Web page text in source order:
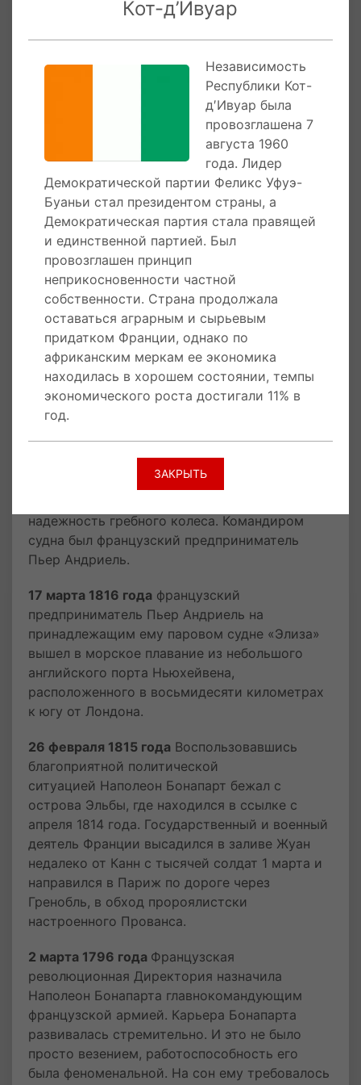
отпраздновали получение патента на аппарат
31 марта 1889 годаконструктор Густав
Эйфель водрузил на вершине легендарной
башни французский флаг. В наши дни
конструкция Эйфелевой башни - самая
достопримечательность Парижа. Она
известна во всем мире как символ Франции.
Сам же конструктор называл ее просто - 300-
метровой башней.
9 марта 1831 года
Французский Иностранный
легион создан на основе нескольких
иностранных полков-предшественников.
Военное формирование поначалу занималось
вербовкой иностранных наемников.
Иностранный легион создан в первый год
правления французского короля-гражданина
Луи-Филиппа, Палата депутатов приняла закон
о создании нового военного формирования.
18 марта 1816 годапароход «Элиза» на
паровой тяге с гребным колесом, первым в
мире пересек Ла-Манш пришвартовавшись в
надежность гребного колеса. Командиром
судна был французский предприниматель
Пьер Андриель.
17 марта 1816 года французский
предприниматель Пьер Андриель на
принадлежащим ему паровом судне «Элиза»
вышел в морское плавание из небольшого
английского порта Ньюхейвена,
расположенного в восьмидесяти километрах
к югу от Лондона.
26 февраля 1815 года Воспользовавшись
благоприятной политической
ситуацией Наполеон Бонапарт бежал с
острова Эльбы, где находился в ссылке с
апреля 1814 года. Государственный и военный
деятель Франции высадился в заливе Жуан
недалеко от Канн с тысячей солдат 1 марта и
направился в Париж по дороге через
Гренобль, в обход пророялистски
настроенного Прованса.
2 марта 1796 года Французская
революционная Директория назначила
Наполеон Бонапарта главнокомандующим
французской армией. Карьера Бонапарта
развивалась стремительно. И это не было
просто везением, работоспособность его
была феноменальной. На сон ему требовалось
Кот-д’Ивуар
Независимость
Республики Кот-
д′Ивуар была
провозглашена 7
августа 1960
года. Лидер
Демократической партии Феликс Уфуэ-
Буаньи стал президентом страны, а
Демократическая партия стала правящей
и единственной партией. Был
провозглашен принцип
неприкосновенности частной
собственности. Страна продолжала
оставаться аграрным и сырьевым
придатком Франции, однако по
африканским меркам ее экономика
находилась в хорошем состоянии, темпы
экономического роста достигали 11% в
год.
ЗАКРЫТЬ